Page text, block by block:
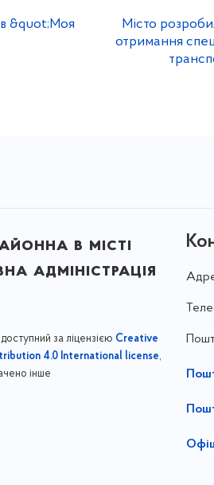
&quot;Моя
Місто
отримання
в місті
адміністрація
за ліцензією Creative
4.0 International license,
інше